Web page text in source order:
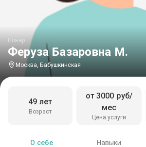
Феруза Базаровна М.
Повар
Москва, Бабушкинская
Возраст
49 лет
Цена услуги
от 3000 руб/
мес
О себе Навыки